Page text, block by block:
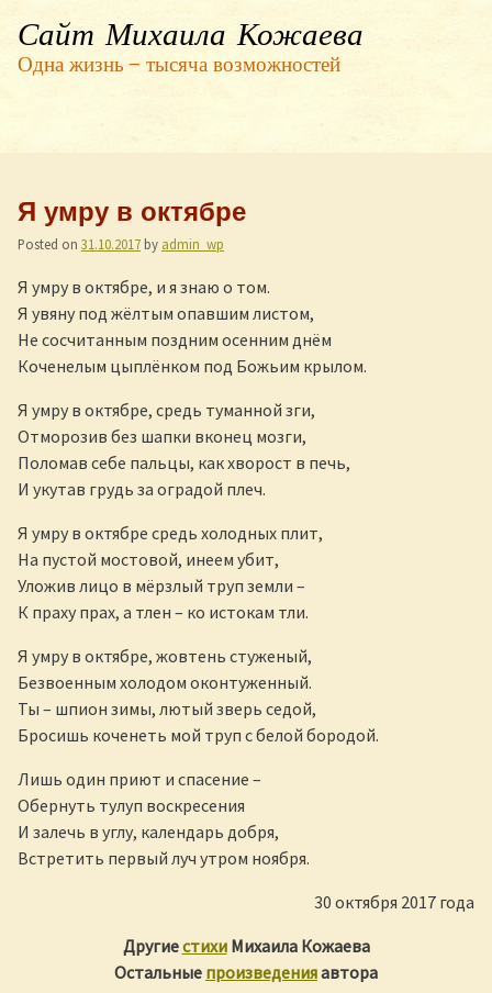
Сайт Михаила Кожаева
Одна жизнь — тысяча возможностей
Я умру в октябре
Posted on 31.10.2017 by admin_wp
Я умру в октябре, и я знаю о том.
Я увяну под жёлтым опавшим листом,
Не сосчитанным поздним осенним днём
Коченелым цыплёнком под Божьим крылом.
Я умру в октябре, средь туманной зги,
Отморозив без шапки вконец мозги,
Поломав себе пальцы, как хворост в печь,
И укутав грудь за оградой плеч.
Я умру в октябре средь холодных плит,
На пустой мостовой, инеем убит,
Уложив лицо в мёрзлый труп земли –
К праху прах, а тлен – ко истокам тли.
Я умру в октябре, жовтень стуженый,
Безвоенным холодом оконтуженный.
Ты – шпион зимы, лютый зверь седой,
Бросишь коченеть мой труп с белой бородой.
Лишь один приют и спасение –
Обернуть тулуп воскресения
И залечь в углу, календарь добря,
Встретить первый луч утром ноября.
30 октября 2017 года
ДругиестихиМихаила Кожаева
Остальные произведенияавтора